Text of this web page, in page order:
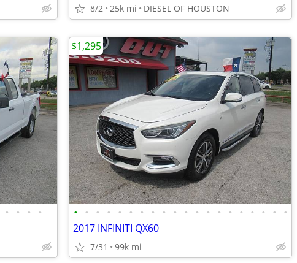
8/2 25k mi DIESEL OF HOUSTON
• • • • • • • • • • • • • • • • • • • • • • • •
2017 INFINITI QX60
7/31 99k mi
$1,295